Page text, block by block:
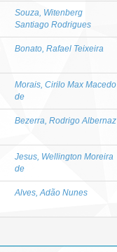
Souza, Witenberg
Santiago Rodrigues
Bonato, Rafael Teixeira
Morais, Cirilo Max Macedo
de
Bezerra, Rodrigo Albernaz
Jesus, Wellington Moreira
de
Alves, Adão Nunes